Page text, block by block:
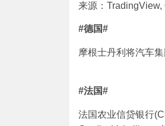
来源：TradingView,
#德国#
摩根士丹利将汽车集
#法国#
法国农业信贷银行